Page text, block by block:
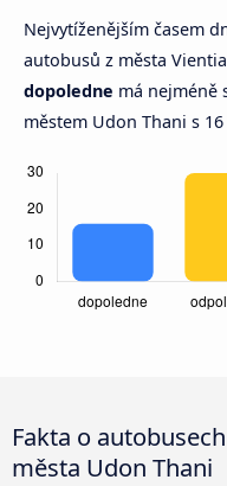
Nejvytíženějším časem
autobusů z města
dopoledne má nejméně
městem Udon Thani s
Fakta o
města Udon Thani